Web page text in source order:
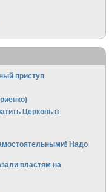
приступ
Церковь в
Надо
властям на